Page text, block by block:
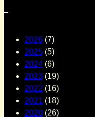
–
2026 (7)
2025 (5)
2024 (6)
2023 (19)
2022 (16)
2021 (18)
2020 (26)